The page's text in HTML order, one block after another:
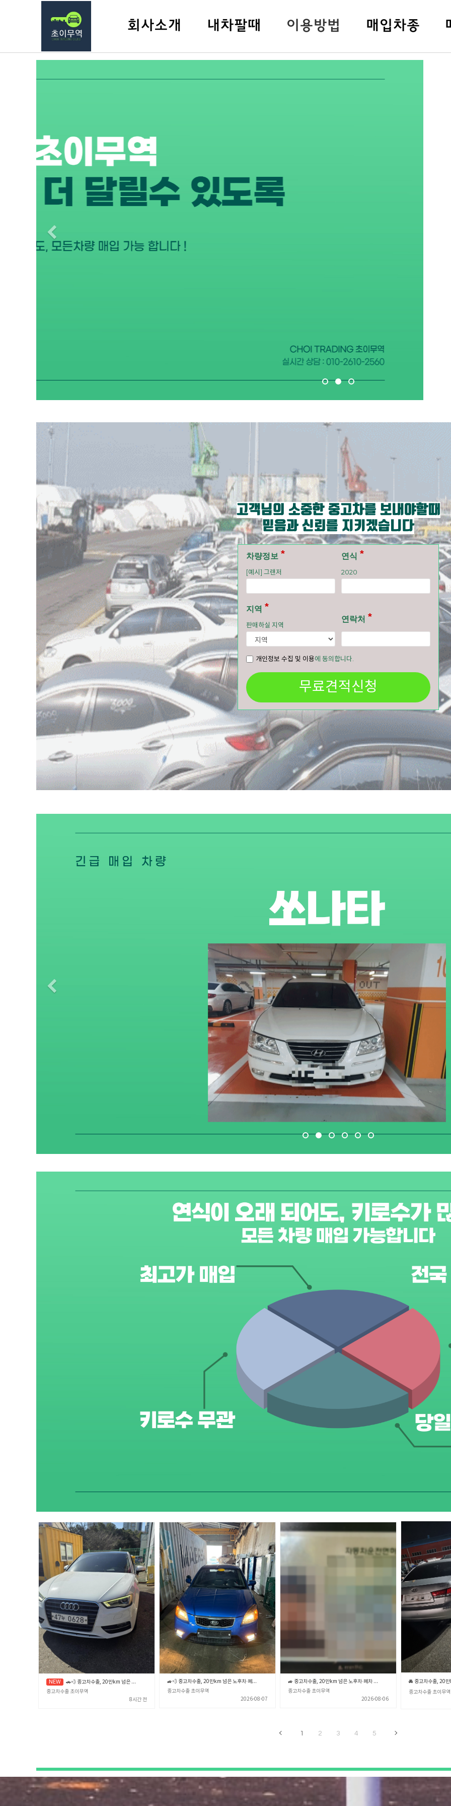
회사소개 내차팔때 이용방법 매입차종
고객님의 소중한 중고차를 보내야할때
믿음과 신뢰를 지키겠습니다
차량정보
[예시] 그랜저
연식
2020
지역
판매하실 지역
연락처
개인정보 수집 및 이용에 동의합니다.
무료견적신청
🚗💨 중고차수출, 20만km 넘은 노후차·폐차 직전 차량 제값 받고 파는 확실한 노하우 🎯✨ (중고차수출 초이무역)
중고차수출 초이무역
8시간 전
🚙💨 중고차수출, 20만km 넘은 노후차·폐차 직전 차량 제값 받고 파는 확실한 노하우 🎯✨ (중고차수출 초이무역)
중고차수출 초이무역
2026-08-07
🚙 중고차수출, 20만km 넘은 노후차·폐차 직전 차량 제값 받고 파는 확실한 노하우 💡 (중고차수출 초이무역)
중고차수출 초이무역
2026-08-06
중고차수출 초이무역
1 2 3 4 5